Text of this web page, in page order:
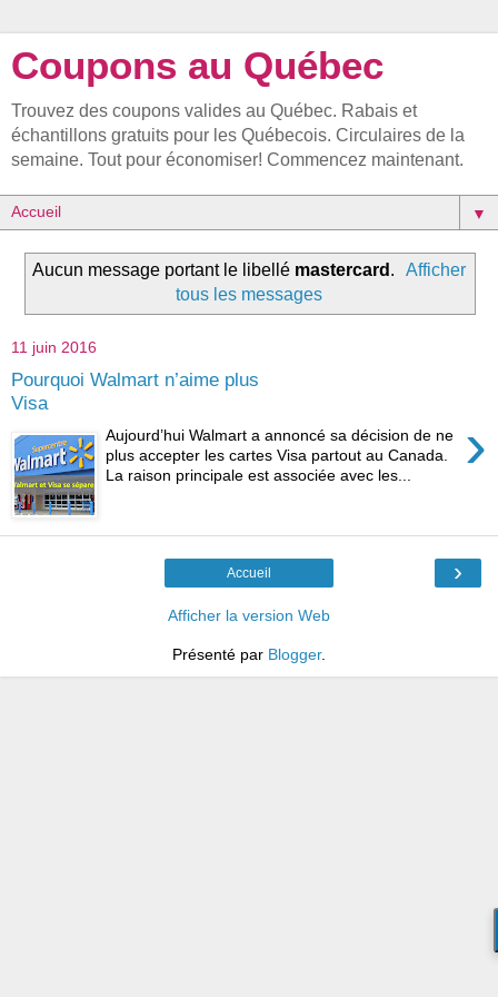
Coupons au Québec
Trouvez des coupons valides au Québec. Rabais et
échantillons gratuits pour les Québecois. Circulaires de la
semaine. Tout pour économiser! Commencez maintenant.
▼
Aucun message portant le libellé mastercard .
Afficher
tous les messages
11 juin 2016
Pourquoi Walmart n’aime plus
Visa
›
Aujourd’hui Walmart a annoncé sa décision de ne
plus accepter les cartes Visa partout au Canada.
La raison principale est associée avec les...
›
Accueil
Afficher la version Web
Présenté par Blogger.